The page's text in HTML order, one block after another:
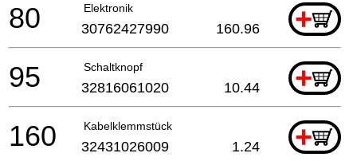
Elektronik +
80 30762427990 160.96
Schaltknopf +
95 32816061020 10.44
Kabelklemmstück +
160 32431026009 1.24